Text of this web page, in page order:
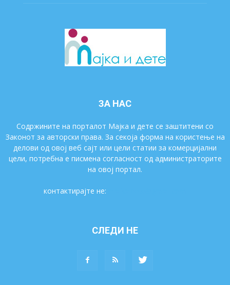
ЗА НАС
Содржините на порталот Мајка и дете се заштитени со
Законот за авторски права. За секоја форма на користење на
делови од овој веб сајт или цели статии за комерцијални
цели, потребна е писмена согласност од администраторите
на овој портал.
контактирајте не:
СЛЕДИ НЕ